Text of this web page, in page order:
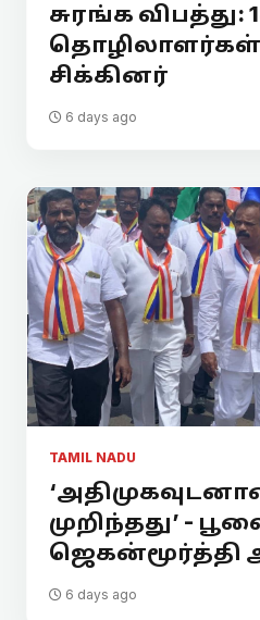
சுரங்க விபத்து:
தொழிலாளர்கள்
சிக்கினர்
6 days ago
TAMIL NADU
முறிந்தது’ -
ஜெகன்மூர்த்தி
6 days ago